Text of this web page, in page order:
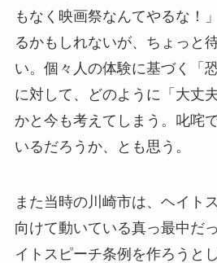
もなく映画祭なんてやるな！
るかもしれないが、ちょっと
い。個々人の体験に基づく「
に対して、どのように「大丈
かと今も考えてしまう。叱咤
いるだろうか、とも思う。
また当時の川崎市は、ヘイト
向けて動いている真っ最中だ
イトスピーチ条例を作ろうと